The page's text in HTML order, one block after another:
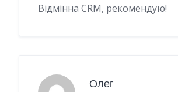
Відмінна CRM, рекомендую!
Олег